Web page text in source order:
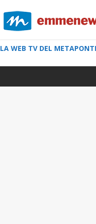
LA WEB TV DEL